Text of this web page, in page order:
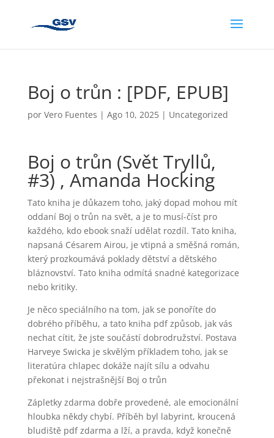
Boj o trůn : [PDF, EPUB]
por Vero Fuentes | Ago 10, 2025| Uncategorized
Boj o trůn (Svět Tryllů,
#3) , Amanda Hocking
Tato kniha je důkazem toho, jaký dopad mohou mít
oddaní Boj o trůn na svět, a je to musí-číst pro
každého, kdo ebook snaží udělat rozdíl. Tato kniha,
napsaná Césarem Airou, je vtipná a směšná román,
který prozkoumává poklady dětství a dětského
bláznovství. Tato kniha odmítá snadné kategorizace
nebo kritiky.
Je něco speciálního na tom, jak se ponoříte do
dobrého příběhu, a tato kniha pdf způsob, jak vás
nechat cítit, že jste součástí dobrodružství. Postava
Harveye Swicka je skvělým příkladem toho, jak se
literatúra chlapec dokáže najít sílu a odvahu
překonat i nejstrašnější Boj o trůn
Zápletky zdarma dobře provedené, ale emocionální
hloubka někdy chybí. Příběh byl labyrint, kroucená
bludiště pdf zdarma a lží, a pravda, když konečně